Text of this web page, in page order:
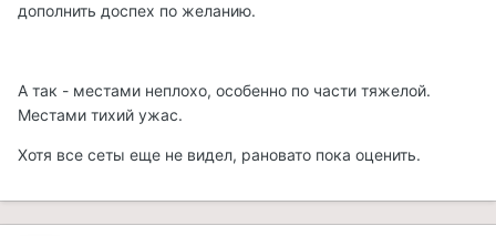
дополнить доспех по желанию.
А так - местами неплохо, особенно по части тяжелой.
Местами тихий ужас.
Хотя все сеты еще не видел, рановато пока оценить.